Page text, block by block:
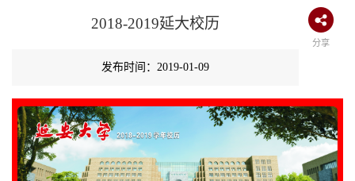
2018-2019延大校历
分享
发布时间：2019-01-09